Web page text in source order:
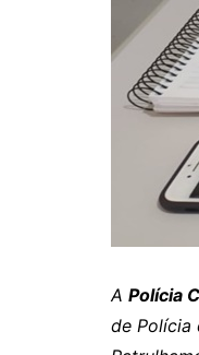
A Polícia
de Polícia